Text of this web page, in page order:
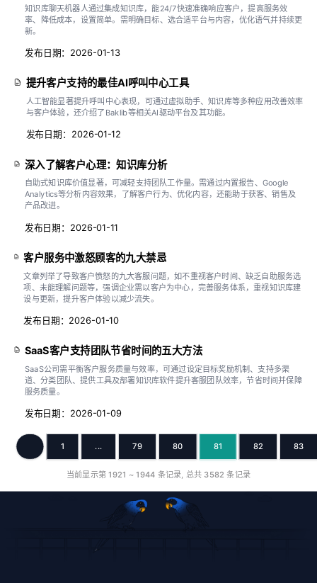
知识库聊天机器人通过集成知识库，能24/7快速准确响应客户，提高服务效
率、降低成本，设置简单。需明确目标、选合适平台与内容，优化语气并持续更
新。
发布日期：2026-01-13
提升客户支持的最佳AI呼叫中心工具
人工智能显著提升呼叫中心表现，可通过虚拟助手、知识库等多种应用改善效率
与客户体验，还介绍了Baklib等相关AI驱动平台及其功能。
发布日期：2026-01-12
深入了解客户心理：知识库分析
自助式知识库价值显著，可减轻支持团队工作量。需通过内置报告、Google
Analytics等分析内容效果，了解客户行为、优化内容，还能助于获客、销售及
产品改进。
发布日期：2026-01-11
客户服务中激怒顾客的九大禁忌
文章列举了导致客户愤怒的九大客服问题，如不重视客户时间、缺乏自助服务选
项、未能理解问题等，强调企业需以客户为中心，完善服务体系，重视知识库建
设与更新，提升客户体验以减少流失。
发布日期：2026-01-10
SaaS客户支持团队节省时间的五大方法
SaaS公司需平衡客户服务质量与效率，可通过设定目标奖励机制、支持多渠
道、分类团队、提供工具及部署知识库软件提升客服团队效率，节省时间并保障
服务质量。
发布日期：2026-01-09
上一页 1 ... 79 80 81 82 83
当前显示第1921 ~1944 条记录, 总共 3582 条记录